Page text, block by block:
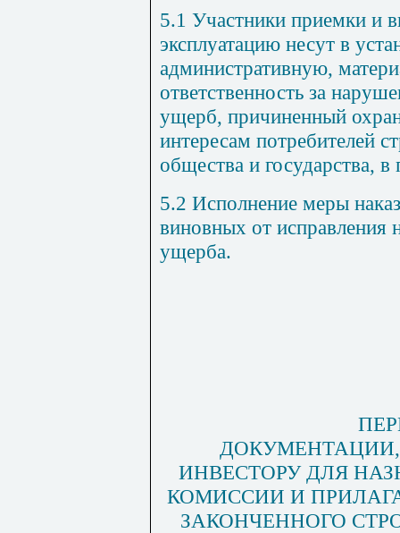
5.1 Участники приемки и
эксплуатацию несут в
административную,
ответственность за
ущерб, причиненный
интересам потребителей
общества и государства,
5.2 Исполнение меры
виновных от
ущерба.
ИНВЕСТОРУ ДЛЯ
КОМИССИИ И
ЗАКОНЧЕННОГО